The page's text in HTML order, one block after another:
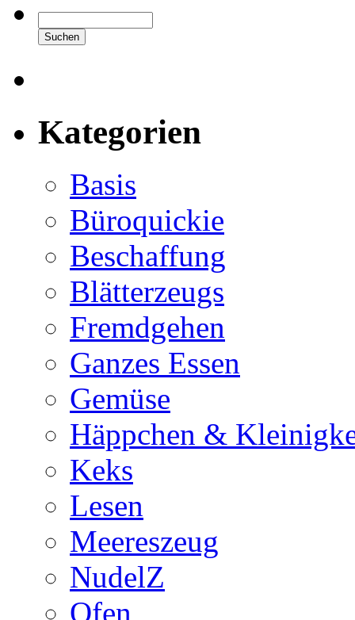
Kategorien
Basis
Büroquickie
Beschaffung
Blätterzeugs
Fremdgehen
Ganzes Essen
Gemüse
Häppchen &
Keks
Lesen
Meereszeug
NudelZ
Ofen